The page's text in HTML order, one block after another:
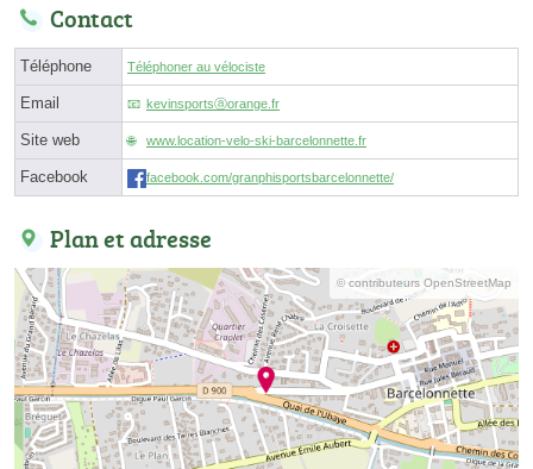
Contact
Téléphone Téléphoner au vélociste
Email kevinsportsⓐorange.fr
Site web www.location-velo-ski-barcelonnette.fr
Facebook facebook.com/granphisportsbarcelonnette/
Plan et adresse
© contributeurs OpenStreetMap